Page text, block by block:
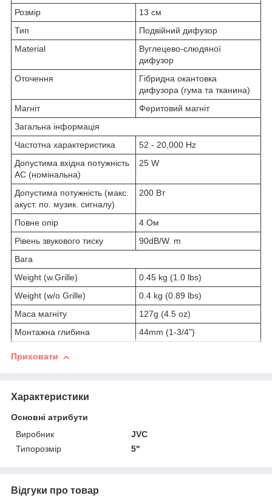
Розмір
13 см
Тип
Подвійний дифузор
Material
Вуглецево-слюдяної
дифузор
Оточення
Гібридна окантовка
дифузора (гума та тканина)
Магніт
Феритовий магніт
Загальна інформація
Частотна характеристика
52 - 20,000 Hz
Допустима вхідна потужність
АС (номінальна)
25 W
Допустима потужність (макс.
акуст. по. музик. сигналу)
200 Вт
Повне опір
4 Ом
Рівень звукового тиску
90dB/W. m
Вага
Weight (w.Grille)
0.45 kg (1.0 lbs)
Weight (w/o Grille)
0.4 kg (0.89 lbs)
Маса магніту
127g (4.5 oz)
Монтажна глибина
44mm (1-3/4")
Приховати
Характеристики
Основні атрибути
Виробник
JVC
Типорозмір
5"
Відгуки про товар